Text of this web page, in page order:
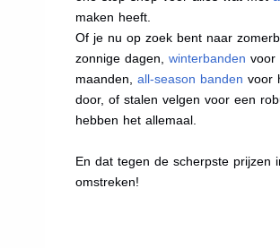
maken heeft.
Of je nu op zoek bent naar
zonnige dagen, winterbanden voor
maanden, all-season banden voor
door, of stalen velgen voor een
hebben het allemaal.
En dat tegen de scherpste prijzen
omstreken!